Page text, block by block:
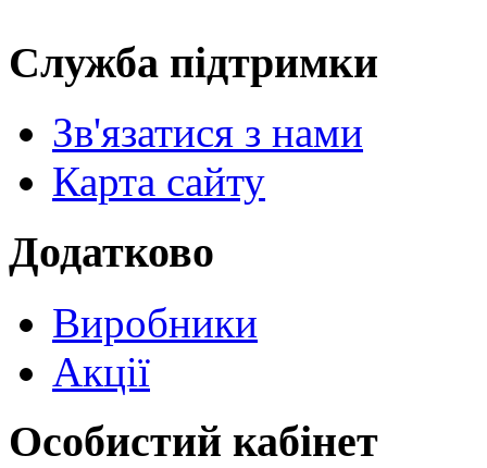
Служба підтримки
Зв'язатися з нами
Карта сайту
Додатково
Виробники
Акції
Особистий кабінет